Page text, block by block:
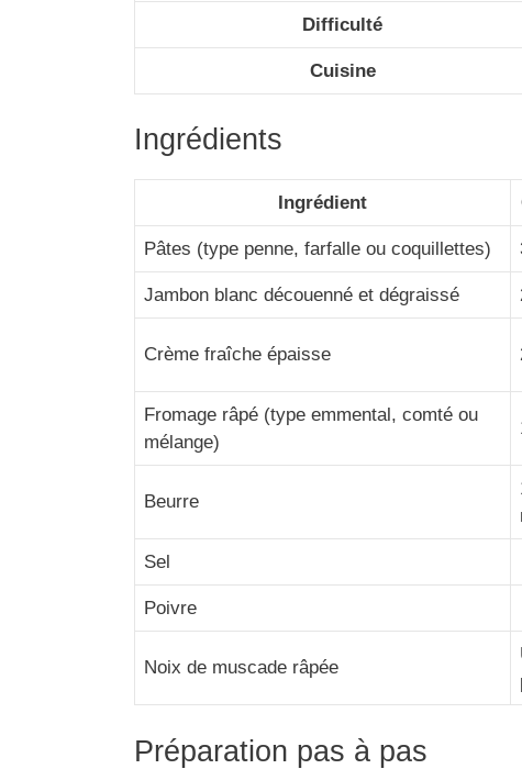
Difficulté
Cuisine
Ingrédients
Ingrédient
Pâtes (type penne, farfalle ou coquillettes)
Jambon blanc découenné et dégraissé
Crème fraîche épaisse
Fromage râpé (type emmental, comté ou
mélange)
Beurre
Sel
Poivre
Noix de muscade râpée
Préparation pas à pas